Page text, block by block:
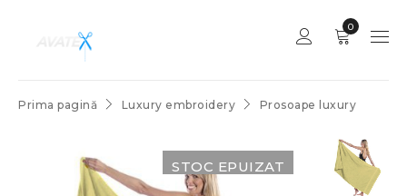
0
Prima pagină Luxury embroidery Prosoape luxury
STOC EPUIZAT